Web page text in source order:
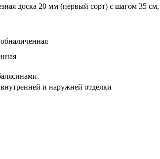
доска 20 мм (первый сорт) с шагом 35
и наружней отделки